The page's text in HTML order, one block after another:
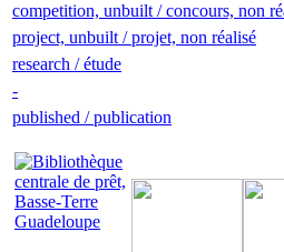
competition, unbuilt / concours, non
project, unbuilt / projet, non réalisé
research / étude
-
published / publication